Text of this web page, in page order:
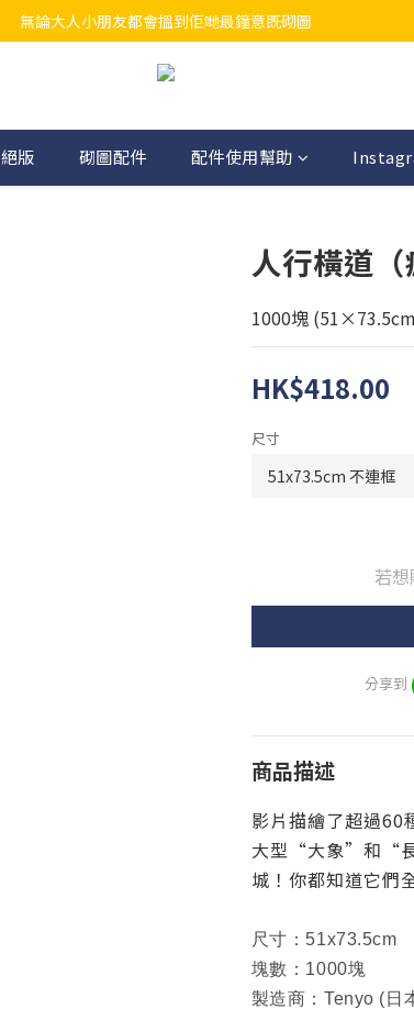
江帆天楊砌圖
無論大人小朋友都會搵到佢哋最鐘意既砌圖
江帆天楊砌圖
絕版 砌圖配件 配件使用幫助
人行橫道（
1000塊
HK$418.00
尺寸
若
分享到
商品描述
影片描繪了超過
大型“大象”和“
城！你都知道它們
尺寸：51x73.5cm
塊數：1000塊
製造商：Tenyo (日